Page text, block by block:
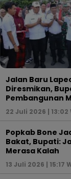
Jalan Baru
Diresmikan,
Pembangunan
22 Juli 2026 | 13:02
Popkab Bone
Bakat, Bupati:
Merasa Kalah
13 Juli 2026 | 15:17